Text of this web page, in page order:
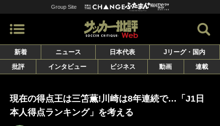
Group Site
新着 ニュース 日本代表
Jリーグ・国内
批評
インタビュー ビジネス 動画 連載
現在の得点王は三笘薫!川崎は8年連続で…「J1日
本人得点ランキング」を考える